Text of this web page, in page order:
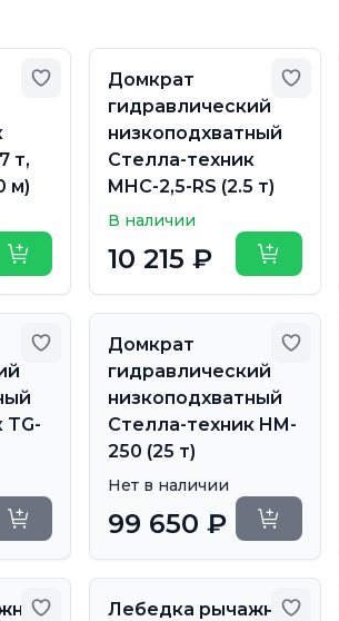
Добавить в избранное
т,
м)
Купить
Домкрат
гидравлический
низкоподхватный
Стелла-техник
MHC-2,5-RS (2.5 т)
В наличии
10 215 ₽ Купить
Добавить в избранное
TG-
Уточнить сроки
Домкрат
гидравлический
низкоподхватный
Стелла-техник HM-
250 (25 т)
Нет в наличии
99 650 ₽
Добавить в избранное
Лебедка рычажная